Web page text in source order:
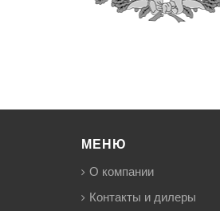
МЕНЮ
О компании
Контакты и дилеры